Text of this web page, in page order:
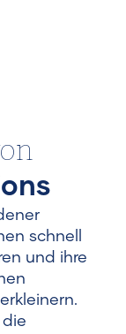
schnell
und ihre
die